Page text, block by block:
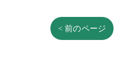
< 前のページ